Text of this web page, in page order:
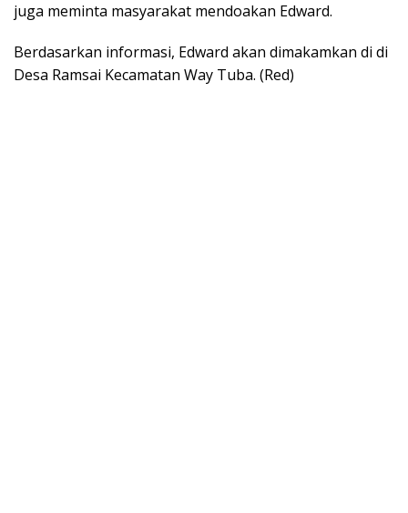
juga meminta masyarakat mendoakan Edward.
Berdasarkan informasi, Edward akan dimakamkan di di
Desa Ramsai Kecamatan Way Tuba. (Red)